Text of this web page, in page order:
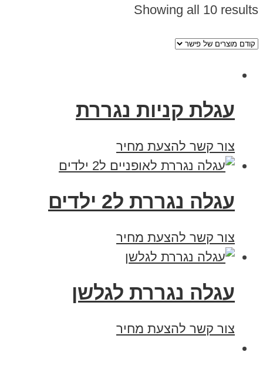
Showing all 10 results
עגלת קניות נגררת
צור קשר להצעת מחיר
עגלה נגררת ל2 ילדים
צור קשר להצעת מחיר
עגלה נגררת לגלשן
צור קשר להצעת מחיר